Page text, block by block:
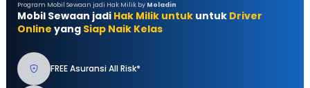
Program Mobil Sewaan jadi Hak Milik by Moladin
Mobil Sewaan jadi Hak Milik untuk untuk Driver
Online yang Siap Naik Kelas
FREE Asuransi All Risk*